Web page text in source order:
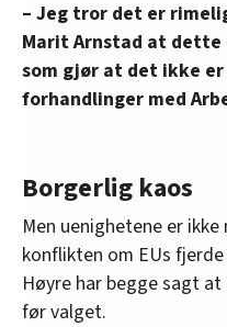
– Jeg tror det er
Marit Arnstad at
som gjør at det ikke er
forhandlinger med
Borgerlig kaos
Men uenighetene er
konflikten om EUs
Høyre har begge sagt
før valget.